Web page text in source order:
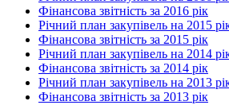
Фінансова звітність за 2016 рік
Річний план закупівель на 2015
Фінансова звітність за 2015 рік
Річний план закупівель на 2014
Фінансова звітність за 2014 рік
Річний план закупівель на 2013
Фінансова звітність за 2013 рік